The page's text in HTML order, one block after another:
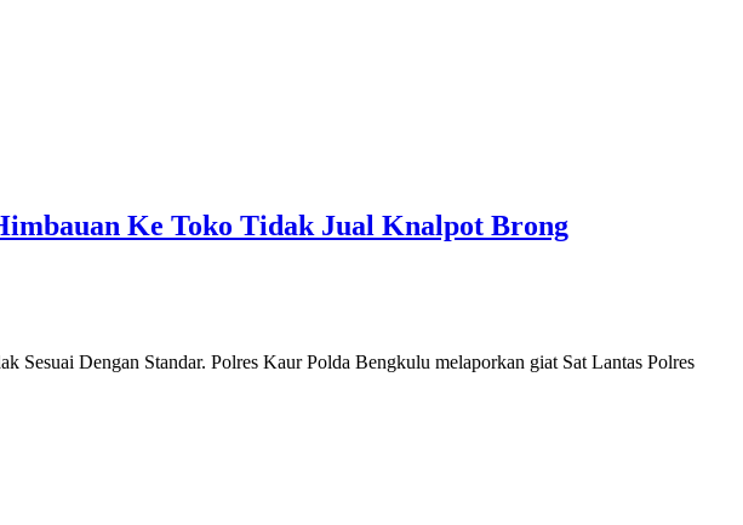
Ke Toko Tidak Jual Knalpot Brong
Dengan Standar. Polres Kaur Polda Bengkulu melaporkan giat Sat Lantas Polres